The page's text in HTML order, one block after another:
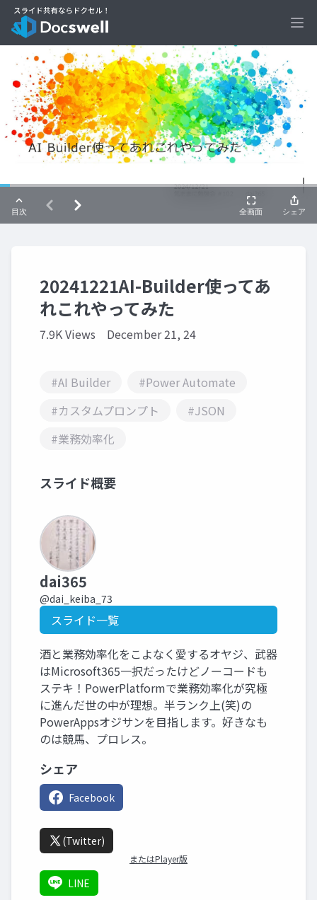
20241221AI-Builder使ってあ
れこれやってみた
7.9K Views December 21, 24
#AI Builder
#Power Automate
#カスタムプロンプト
#JSON
#業務効率化
スライド概要
dai365
@dai_keiba_73
スライド一覧
酒と業務効率化をこよなく愛するオヤジ、武器
はMicrosoft365一択だったけどノーコードも
ステキ！PowerPlatformで業務効率化が究極
に進んだ世の中が理想。半ランク上(笑)の
PowerAppsオジサンを目指します。好きなも
のは競馬、プロレス。
シェア
Facebook
(Twitter)
またはPlayer版
LINE